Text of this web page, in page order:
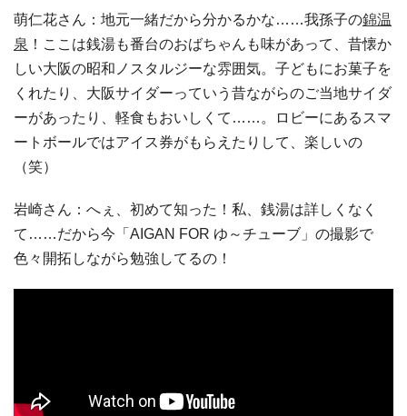
萌仁花さん：地元一緒だから分かるかな……我孫子の錦温
泉 ！ここは銭湯も番台のおばちゃんも味があって、昔懐か
しい大阪の昭和ノスタルジーな雰囲気。子どもにお菓子を
くれたり、大阪サイダーっていう昔ながらのご当地サイダ
ーがあったり、軽食もおいしくて……。ロビーにあるスマ
ートボールではアイス券がもらえたりして、楽しいの
（笑）
岩崎さん：へぇ、初めて知った！私、銭湯は詳しくなく
て……だから今「AIGAN FOR ゆ～チューブ」の撮影で
色々開拓しながら勉強してるの！